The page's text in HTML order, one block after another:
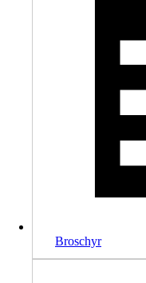
Broschyr